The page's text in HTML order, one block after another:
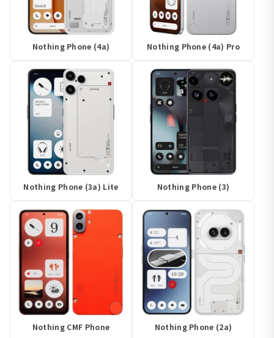
Nothing Phone (4a) Nothing Phone (4a) Pro
Nothing Phone (3a) Lite Nothing Phone (3)
Nothing CMF Phone Nothing Phone (2a)